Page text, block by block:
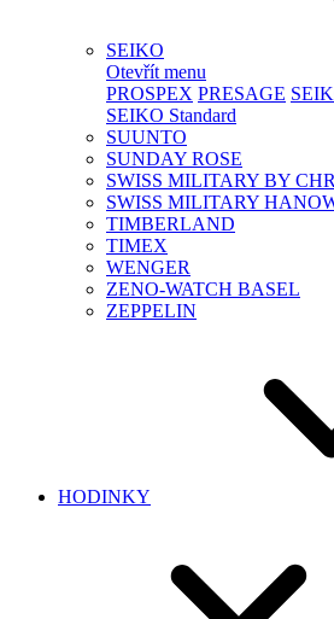
SEIKO
Otevřít menu
PROSPEX PRESAGE
SEIKO Standard
SUUNTO
SUNDAY ROSE
SWISS MILITARY BY
SWISS MILITARY
TIMBERLAND
TIMEX
WENGER
ZENO-WATCH BASEL
ZEPPELIN
HODINKY